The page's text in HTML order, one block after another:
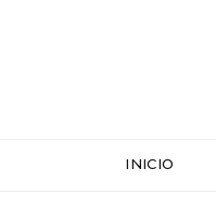
INICIO